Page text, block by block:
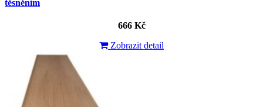
těsněním
666 Kč
Zobrazit detail